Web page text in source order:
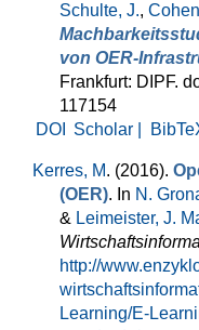
Schulte, J.,
von OER-
Frankfurt: DIPF.
117154
DOI
Scholar |
Kerres, M. (2016).
(OER). In N.
& Leimeister, J.
http://
Learning/E-